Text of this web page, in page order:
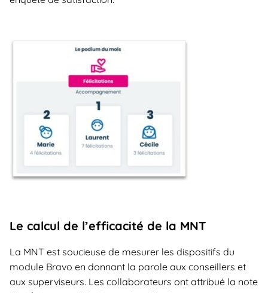
Le calcul de l’efficacité de la MNT
La MNT est soucieuse de mesurer les dispositifs du
module Bravo en donnant la parole aux conseillers et
aux superviseurs. Les collaborateurs ont attribué la note